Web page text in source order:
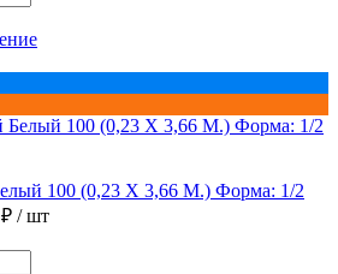
100 (0,23 Х 3,66 М.) Форма: 1/2
/ шт